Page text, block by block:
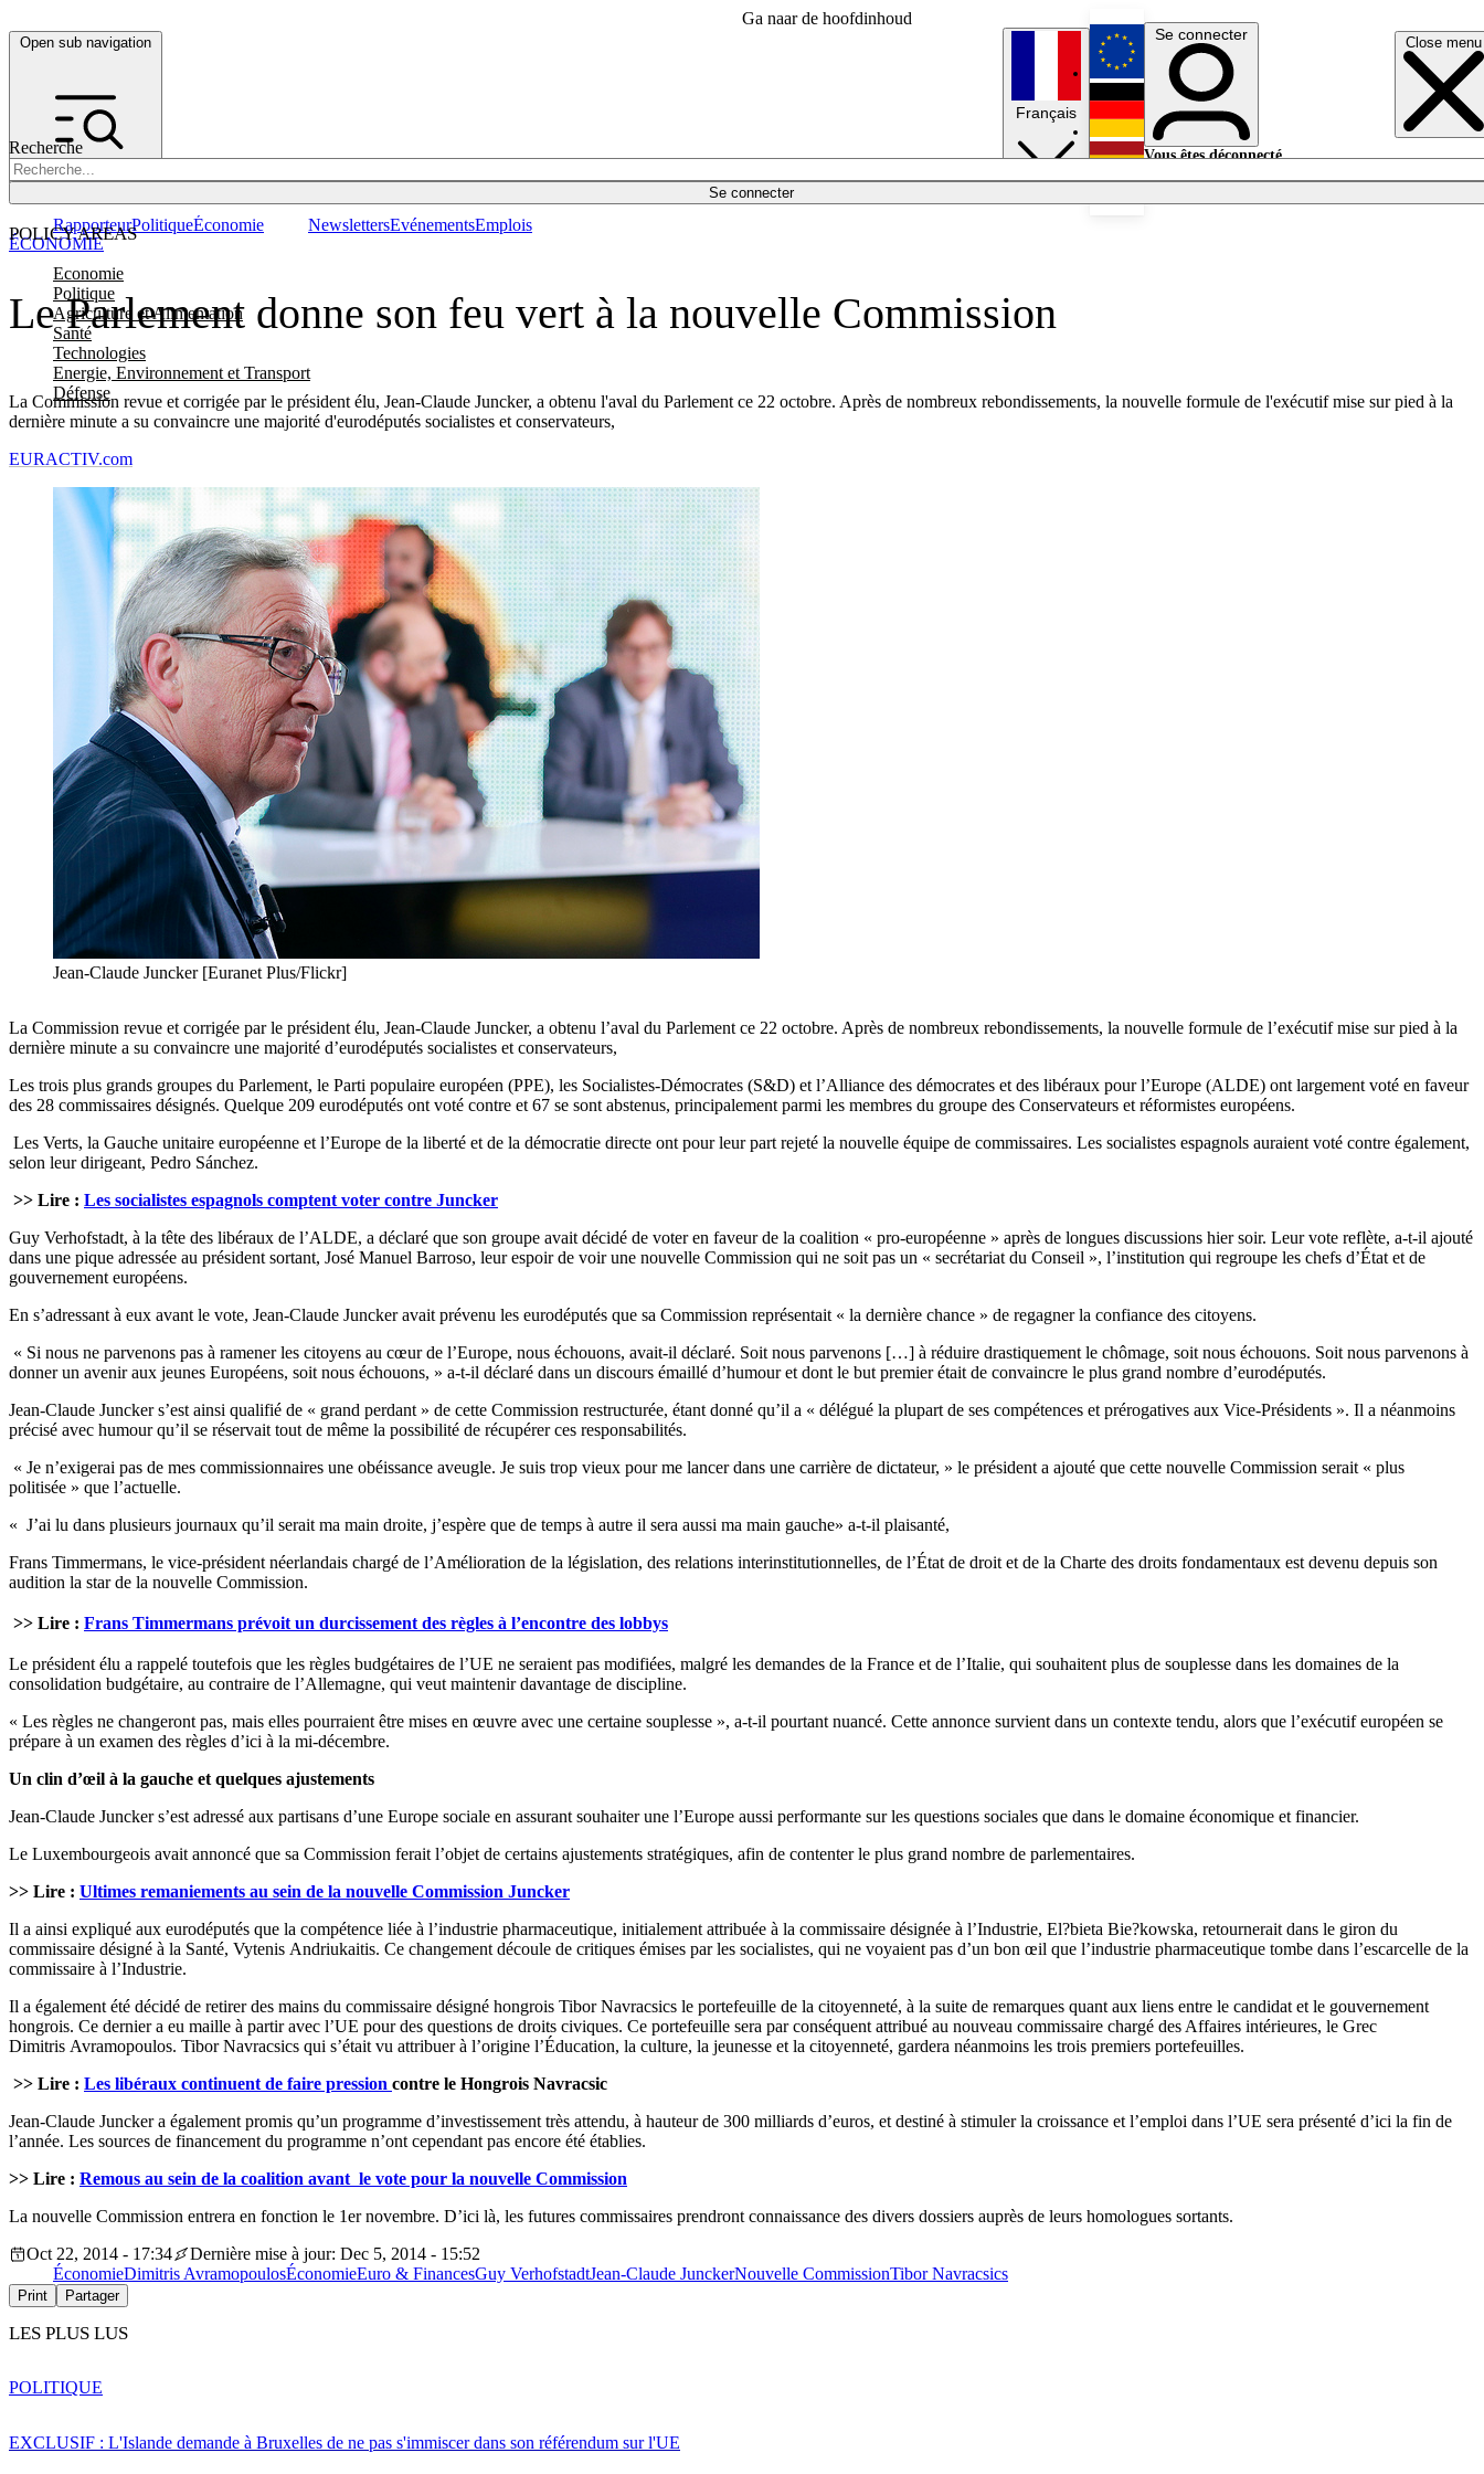
Ga naar de hoofdinhoud
Open sub navigation Close menu
Recherche
Se connecter
POLICY AREAS
Economie
Politique
Agriculture et Alimentation
Santé
Technologies
Energie, Environnement et Transport
Défense
RapporteurPolitiqueÉconomie NewslettersEvénementsEmplois
Français
English
Deutsch
Se connecter
Vous êtes déconnecté.
Le Parlement donne son feu vert à la nouvelle Commission
La Commission revue et corrigée par le président élu, Jean-Claude Juncker, a obtenu l'aval du Parlement ce 22 octobre. Après de nombreux rebondissements, la nouvelle formule de l'exécutif mise sur pied à la
dernière minute a su convaincre une majorité d'eurodéputés socialistes et conservateurs,
ÉCONOMIE
EURACTIV.com
Jean-Claude Juncker [Euranet Plus/Flickr]
La Commission revue et corrigée par le président élu, Jean-Claude Juncker, a obtenu l’aval du Parlement ce 22 octobre. Après de nombreux rebondissements, la nouvelle formule de l’exécutif mise sur pied à la
dernière minute a su convaincre une majorité d’eurodéputés socialistes et conservateurs,
Les trois plus grands groupes du Parlement, le Parti populaire européen (PPE), les Socialistes-Démocrates (S&D) et l’Alliance des démocrates et des libéraux pour l’Europe (ALDE) ont largement voté en faveur
des 28 commissaires désignés. Quelque 209 eurodéputés ont voté contre et 67 se sont abstenus, principalement parmi les membres du groupe des Conservateurs et réformistes européens.
Les Verts, la Gauche unitaire européenne et l’Europe de la liberté et de la démocratie directe ont pour leur part rejeté la nouvelle équipe de commissaires. Les socialistes espagnols auraient voté contre également,
selon leur dirigeant, Pedro Sánchez.
>> Lire : Les socialistes espagnols comptent voter contre Juncker
Guy Verhofstadt, à la tête des libéraux de l’ALDE, a déclaré que son groupe avait décidé de voter en faveur de la coalition « pro-européenne » après de longues discussions hier soir. Leur vote reflète, a-t-il ajouté
dans une pique adressée au président sortant, José Manuel Barroso, leur espoir de voir une nouvelle Commission qui ne soit pas un « secrétariat du Conseil », l’institution qui regroupe les chefs d’État et de
gouvernement européens.
En s’adressant à eux avant le vote, Jean-Claude Juncker avait prévenu les eurodéputés que sa Commission représentait « la dernière chance » de regagner la confiance des citoyens.
« Si nous ne parvenons pas à ramener les citoyens au cœur de l’Europe, nous échouons, avait-il déclaré. Soit nous parvenons […] à réduire drastiquement le chômage, soit nous échouons. Soit nous parvenons à
donner un avenir aux jeunes Européens, soit nous échouons, » a-t-il déclaré dans un discours émaillé d’humour et dont le but premier était de convaincre le plus grand nombre d’eurodéputés.
Jean-Claude Juncker s’est ainsi qualifié de « grand perdant » de cette Commission restructurée, étant donné qu’il a « délégué la plupart de ses compétences et prérogatives aux Vice-Présidents ». Il a néanmoins
précisé avec humour qu’il se réservait tout de même la possibilité de récupérer ces responsabilités.
« Je n’exigerai pas de mes commissionnaires une obéissance aveugle. Je suis trop vieux pour me lancer dans une carrière de dictateur, » le président a ajouté que cette nouvelle Commission serait « plus
politisée » que l’actuelle.
« J’ai lu dans plusieurs journaux qu’il serait ma main droite, j’espère que de temps à autre il sera aussi ma main gauche» a-t-il plaisanté,
Frans Timmermans, le vice-président néerlandais chargé de l’Amélioration de la législation, des relations interinstitutionnelles, de l’État de droit et de la Charte des droits fondamentaux est devenu depuis son
audition la star de la nouvelle Commission.
>> Lire : Frans Timmermans prévoit un durcissement des règles à l’encontre des lobbys
Le président élu a rappelé toutefois que les règles budgétaires de l’UE ne seraient pas modifiées, malgré les demandes de la France et de l’Italie, qui souhaitent plus de souplesse dans les domaines de la
consolidation budgétaire, au contraire de l’Allemagne, qui veut maintenir davantage de discipline.
« Les règles ne changeront pas, mais elles pourraient être mises en œuvre avec une certaine souplesse », a-t-il pourtant nuancé. Cette annonce survient dans un contexte tendu, alors que l’exécutif européen se
prépare à un examen des règles d’ici à la mi-décembre.
Un clin d’œil à la gauche et quelques ajustements
Jean-Claude Juncker s’est adressé aux partisans d’une Europe sociale en assurant souhaiter une l’Europe aussi performante sur les questions sociales que dans le domaine économique et financier.
Le Luxembourgeois avait annoncé que sa Commission ferait l’objet de certains ajustements stratégiques, afin de contenter le plus grand nombre de parlementaires.
>> Lire : Ultimes remaniements au sein de la nouvelle Commission Juncker
Il a ainsi expliqué aux eurodéputés que la compétence liée à l’industrie pharmaceutique, initialement attribuée à la commissaire désignée à l’Industrie, El?bieta Bie?kowska, retournerait dans le giron du
commissaire désigné à la Santé, Vytenis Andriukaitis. Ce changement découle de critiques émises par les socialistes, qui ne voyaient pas d’un bon œil que l’industrie pharmaceutique tombe dans l’escarcelle de la
commissaire à l’Industrie.
Il a également été décidé de retirer des mains du commissaire désigné hongrois Tibor Navracsics le portefeuille de la citoyenneté, à la suite de remarques quant aux liens entre le candidat et le gouvernement
hongrois. Ce dernier a eu maille à partir avec l’UE pour des questions de droits civiques. Ce portefeuille sera par conséquent attribué au nouveau commissaire chargé des Affaires intérieures, le Grec
Dimitris Avramopoulos. Tibor Navracsics qui s’était vu attribuer à l’origine l’Éducation, la culture, la jeunesse et la citoyenneté, gardera néanmoins les trois premiers portefeuilles.
>> Lire : Les libéraux continuent de faire pression contre le Hongrois Navracsic
Jean-Claude Juncker a également promis qu’un programme d’investissement très attendu, à hauteur de 300 milliards d’euros, et destiné à stimuler la croissance et l’emploi dans l’UE sera présenté d’ici la fin de
l’année. Les sources de financement du programme n’ont cependant pas encore été établies.
>> Lire : Remous au sein de la coalition avant le vote pour la nouvelle Commission
La nouvelle Commission entrera en fonction le 1er novembre. D’ici là, les futures commissaires prendront connaissance des divers dossiers auprès de leurs homologues sortants.
Oct 22, 2014 - 17:34
Dernière mise à jour: Dec 5, 2014 - 15:52
ÉconomieDimitris AvramopoulosÉconomieEuro & FinancesGuy VerhofstadtJean-Claude JunckerNouvelle CommissionTibor Navracsics
Print Partager
LES PLUS LUS
EXCLUSIF : L'Islande demande à Bruxelles de ne pas s'immiscer dans son référendum sur l'UE
POLITIQUE